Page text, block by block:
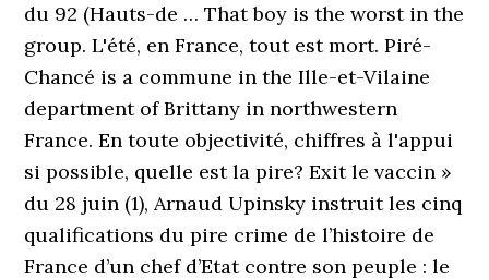
du 92 (Hauts-de … That boy is the worst in the
group. L'été, en France, tout est mort. Piré-
Chancé is a commune in the Ille-et-Vilaine
department of Brittany in northwestern
France. En toute objectivité, chiffres à l'appui
si possible, quelle est la pire? Exit le vaccin »
du 28 juin (1), Arnaud Upinsky instruit les cinq
qualifications du pire crime de l’histoire de
France d’un chef d’Etat contre son peuple : le